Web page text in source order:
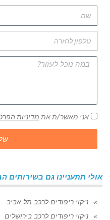
אני מאשר/ת את מדיניות
אולי תתעניינו גם בשירותים
ניקוי ריפודים לרכב תל אביב
ניקוי ריפודים לרכב בירושלים